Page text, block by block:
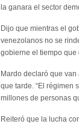
la ganara el sector
Dijo que mientras el
venezolanos no se
gobierne el tiempo que
Mardo declaró que
que tarde. “El régimen
millones de personas
Reiteró que la lucha